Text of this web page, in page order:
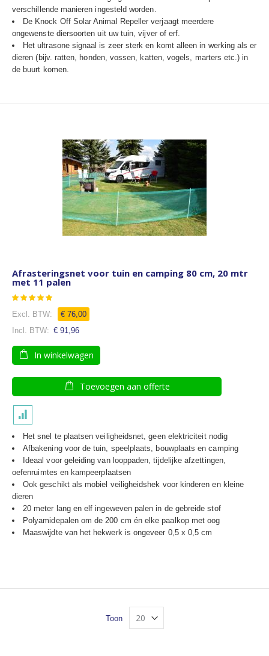
verschillende manieren ingesteld worden.
De Knock Off Solar Animal Repeller verjaagt meerdere
ongewenste diersoorten uit uw tuin, vijver of erf.
Het ultrasone signaal is zeer sterk en komt alleen in werking als er
dieren (bijv. ratten, honden, vossen, katten, vogels, marters etc.) in
de buurt komen.
Afrasteringsnet voor tuin en camping 80 cm, 20 mtr
met 11 palen
Waardering:
100
100
€ 76,00
Speciale
€ 91,96
In winkelwagen
Toevoegen aan offerte
Het snel te plaatsen veiligheidsnet, geen elektriciteit nodig
Afbakening voor de tuin, speelplaats, bouwplaats en camping
Ideaal voor geleiding van looppaden, tijdelijke afzettingen,
oefenruimtes en kampeerplaatsen
Ook geschikt als mobiel veiligheidshek voor kinderen en kleine
dieren
20 meter lang en elf ingeweven palen in de gebreide stof
Polyamidepalen om de 200 cm én elke paalkop met oog
Maaswijdte van het hekwerk is ongeveer 0,5 x 0,5 cm
Toon